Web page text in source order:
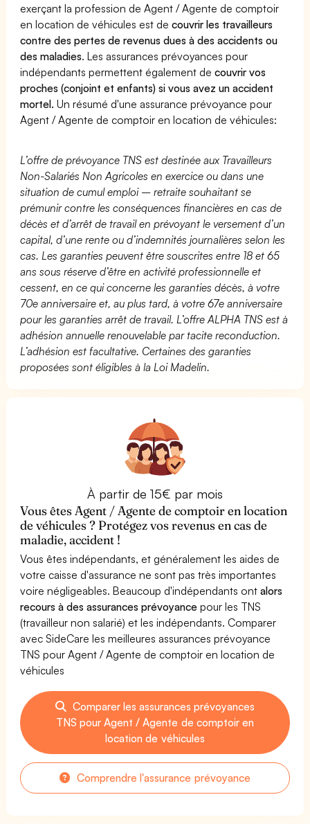
exerçant la profession de Agent / Agente de comptoir
en location de véhicules est decouvrir les travailleurs
contre des pertes de revenus dues à des accidents ou
des maladies. Les assurances prévoyances pour
indépendants permettent également decouvrir vos
proches (conjoint et enfants) si vous avez un accident
mortel. Un résumé d'une assurance prévoyance pour
Agent / Agente de comptoir en location de véhicules:
L’offre de prévoyance TNS est destinée aux Travailleurs
Non-Salariés Non Agricoles en exercice ou dans une
situation de cumul emploi – retraite souhaitant se
prémunir contre les conséquences financières en cas de
décès et d’arrêt de travail en prévoyant le versement d’un
capital, d’une rente ou d’indemnités journalières selon les
cas. Les garanties peuvent être souscrites entre 18 et 65
ans sous réserve d’être en activité professionnelle et
cessent, en ce qui concerne les garanties décès, à votre
70e anniversaire et, au plus tard, à votre 67e anniversaire
pour les garanties arrêt de travail. L’offre ALPHA TNS est à
adhésion annuelle renouvelable par tacite reconduction.
L’adhésion est facultative. Certaines des garanties
proposées sont éligibles à la Loi Madelin.
À partir de 15€ par mois
Vous êtes Agent / Agente de comptoir en location
de véhicules ? Protégez vos revenus en cas de
maladie, accident !
Vous êtes indépendants, et généralement les aides de
votre caisse d'assurance ne sont pas très importantes
voire négligeables. Beaucoup d'indépendants ontalors
recours à des assurances prévoyance pour les TNS
(travailleur non salarié) et les indépendants. Comparer
avec SideCare les meilleures assurances prévoyance
TNS pour Agent / Agente de comptoir en location de
véhicules
Comparer les assurances prévoyances
TNS pour Agent / Agente de comptoir en
location de véhicules
Comprendre l'assurance prévoyance